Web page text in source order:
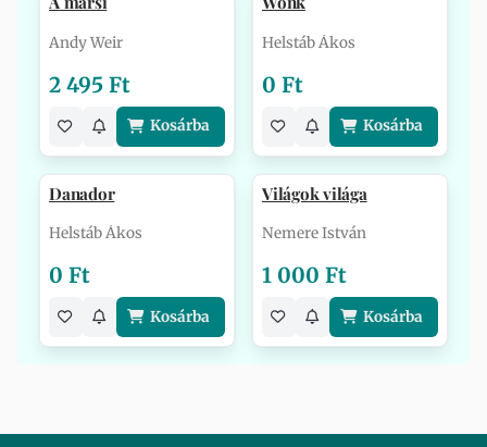
Andy Weir
2 495 Ft
Kosárba
Helstáb Ákos
0 Ft
Kosárba
Danador
Helstáb Ákos
0 Ft
Kosárba
Világok világa
Nemere István
1 000 Ft
Kosárba